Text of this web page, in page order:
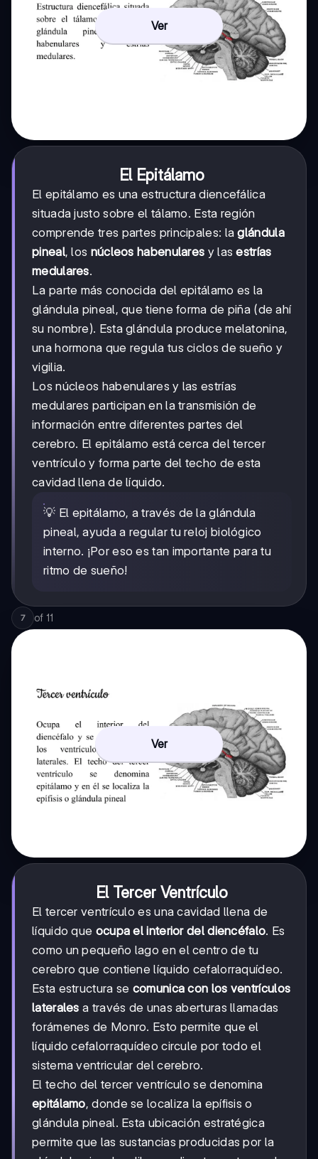
Ver
El Epitálamo
El epitálamo es una estructura diencefálica
situada justo sobre el tálamo. Esta región
comprende tres partes principales: laglándula
pineal, los núcleos habenulares y lasestrías
medulares.
La parte más conocida del epitálamo es la
glándula pineal, que tiene forma de piña (de ahí
su nombre). Esta glándula produce melatonina,
una hormona que regula tus ciclos de sueño y
vigilia.
Los núcleos habenulares y las estrías
medulares participan en la transmisión de
información entre diferentes partes del
cerebro. El epitálamo está cerca del tercer
ventrículo y forma parte del techo de esta
cavidad llena de líquido.
💡 El epitálamo, a través de la glándula
pineal, ayuda a regular tu reloj biológico
interno. ¡Por eso es tan importante para tu
ritmo de sueño!
7 of 11
Ver
El Tercer Ventrículo
El tercer ventrículo es una cavidad llena de
líquido que ocupa el interior del diencéfalo. Es
como un pequeño lago en el centro de tu
cerebro que contiene líquido cefalorraquídeo.
Esta estructura se comunica con los ventrículos
laterales a través de unas aberturas llamadas
forámenes de Monro. Esto permite que el
líquido cefalorraquídeo circule por todo el
sistema ventricular del cerebro.
El techo del tercer ventrículo se denomina
epitálamo, donde se localiza la epífisis o
glándula pineal. Esta ubicación estratégica
permite que las sustancias producidas por la